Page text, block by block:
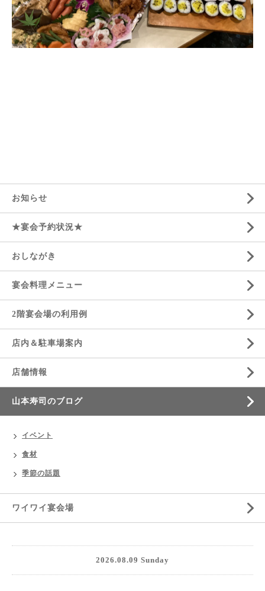
お知らせ
★宴会予約状況★
おしながき
宴会料理メニュー
2階宴会場の利用例
店内＆駐車場案内
店舗情報
山本寿司のブログ
イベント
食材
季節の話題
ワイワイ宴会場
2026.08.09 Sunday